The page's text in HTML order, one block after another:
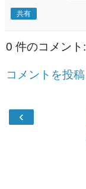
共有
0 件のコメント:
コメントを投稿
‹